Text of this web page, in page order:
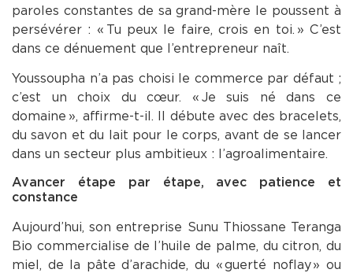
paroles constantes de sa grand-mère le poussent à
persévérer : « Tu peux le faire, crois en toi. » C’est
dans ce dénuement que l’entrepreneur naît.
Youssoupha n’a pas choisi le commerce par défaut ;
c’est un choix du cœur. « Je suis né dans ce
domaine », affirme-t-il. Il débute avec des bracelets,
du savon et du lait pour le corps, avant de se lancer
dans un secteur plus ambitieux : l’agroalimentaire.
Avancer étape par étape, avec patience et
constance
Aujourd’hui, son entreprise Sunu Thiossane Teranga
Bio commercialise de l’huile de palme, du citron, du
miel, de la pâte d’arachide, du « guerté noflay » ou